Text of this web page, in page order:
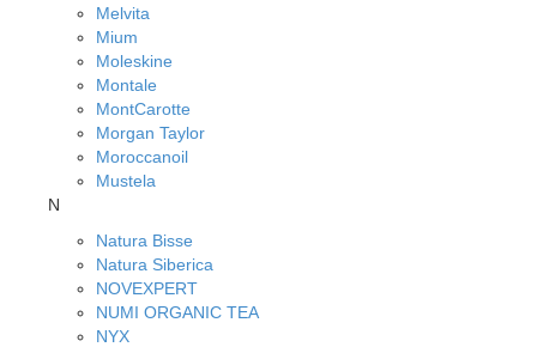
Melvita
Mium
Moleskine
Montale
MontCarotte
Morgan Taylor
Moroccanoil
Mustela
N
Natura Bisse
Natura Siberica
NOVEXPERT
NUMI ORGANIC TEA
NYX